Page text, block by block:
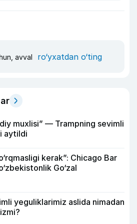
avval ro‘yxatdan o‘ting
muxlisi” — Trampning sevimli
aytildi
kerak”: Chicago Bar
Go‘zal
yeguliklarimiz aslida nimadan